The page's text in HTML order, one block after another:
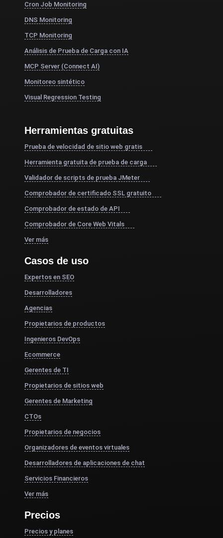
Cron Job Monitoring
DNS Monitoring
TCP Monitoring
Análisis de Prueba de Carga con IA
MCP Server (Connect AI)
Monitoreo sintético
Visual Regression Testing
Herramientas gratuitas
Prueba de velocidad de sitio web gratis
Herramienta gratuita de prueba de carga
Validador de scripts de prueba JMeter
Comprobador de certificado SSL gratuito
Comprobador de estado de API
Comprobador de Core Web Vitals
Ver más
Casos de uso
Expertos en SEO
Desarrolladores
Agencias
Propietarios de productos
Ingenieros DevOps
Ecommerce
Gerentes de TI
Propietarios de sitios web
Gerentes de Marketing
CTOs
Propietarios de negocios
Organizadores de eventos virtuales
Desarrolladores de aplicaciones de chat
Servicios Financieros
Ver más
Precios
Precios y planes